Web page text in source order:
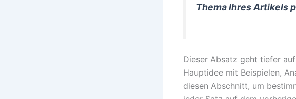
Thema Ihres Artikels
Dieser Absatz geht tiefer
Hauptidee mit Beispielen,
diesen Abschnitt, um